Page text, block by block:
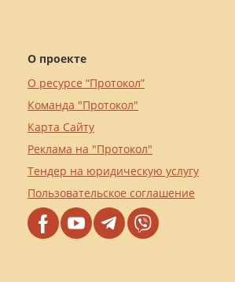
О проекте
О ресурсе “Протокол”
Команда "Протокол"
Карта Сайту
Реклама на "Протокол"
Тендер на юридическую услугу
Пользовательское соглашение